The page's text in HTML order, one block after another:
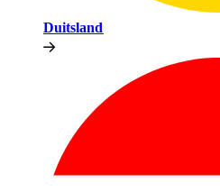
Duitsland​​